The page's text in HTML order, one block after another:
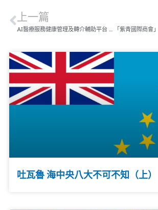
上一篇
吐瓦魯 海中央八大不可不知（上）